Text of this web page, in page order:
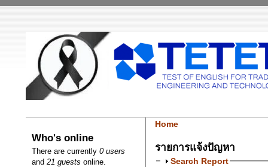
Who's online
There are currently0 users
and21 guests online.
Home
รายการแจ้งปัญหา
Search Report